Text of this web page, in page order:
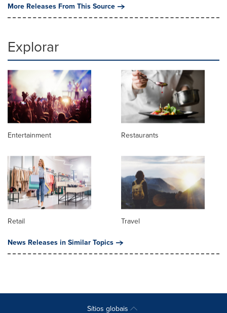
More Releases From This Source
Explorar
Entertainment Restaurants
Retail
Travel
News Releases in Similar Topics
Sítios globais